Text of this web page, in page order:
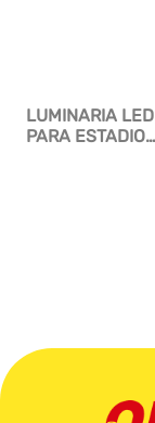
LUMINARIA LED
PARA ESTADIO